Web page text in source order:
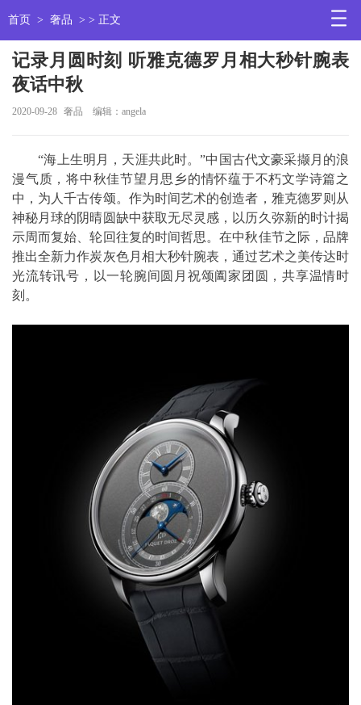
首页 > 奢品 > > 正文
记录月圆时刻 听雅克德罗月相大秒针腕表
夜话中秋
2020-09-28 奢品 编辑：angela
“海上生明月，天涯共此时。”中国古代文豪采撷月的浪
漫气质，将中秋佳节望月思乡的情怀蕴于不朽文学诗篇之
中，为人千古传颂。作为时间艺术的创造者，雅克德罗则从
神秘月球的阴晴圆缺中获取无尽灵感，以历久弥新的时计揭
示周而复始、轮回往复的时间哲思。在中秋佳节之际，品牌
推出全新力作炭灰色月相大秒针腕表，通过艺术之美传达时
光流转讯号，以一轮腕间圆月祝颂阖家团圆，共享温情时
刻。